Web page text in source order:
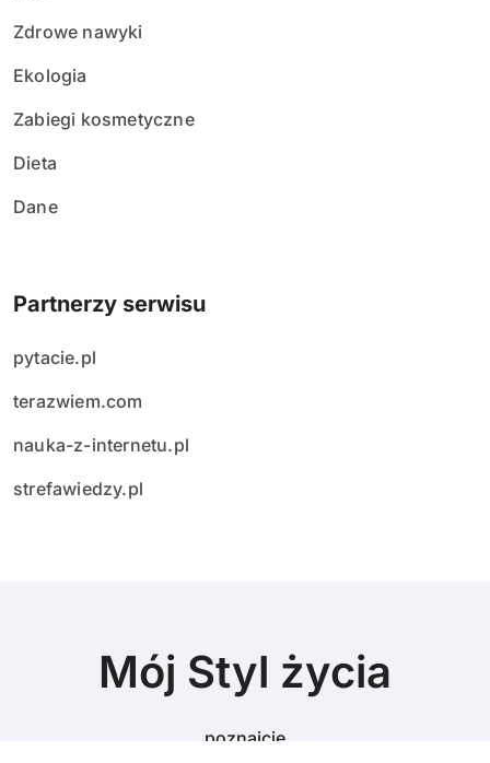
Zdrowe nawyki
Ekologia
Zabiegi kosmetyczne
Dieta
Dane
Partnerzy serwisu
pytacie.pl
terazwiem.com
nauka-z-internetu.pl
strefawiedzy.pl
Mój Styl życia
poznajcie